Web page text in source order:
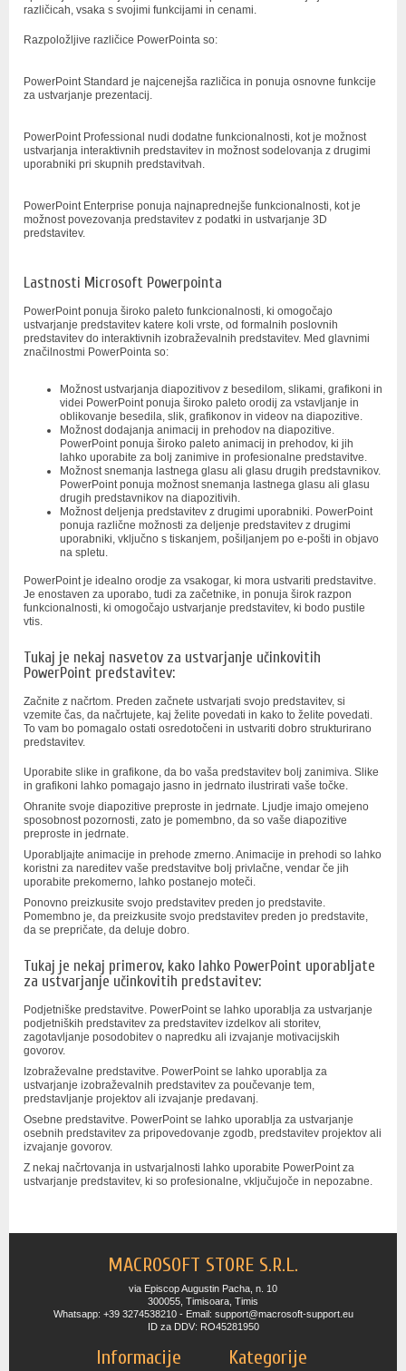
različicah, vsaka s svojimi funkcijami in cenami.
Razpoložljive različice PowerPointa so:
PowerPoint Standard je najcenejša različica in ponuja osnovne funkcije
za ustvarjanje prezentacij.
PowerPoint Professional nudi dodatne funkcionalnosti, kot je možnost
ustvarjanja interaktivnih predstavitev in možnost sodelovanja z drugimi
uporabniki pri skupnih predstavitvah.
PowerPoint Enterprise ponuja najnaprednejše funkcionalnosti, kot je
možnost povezovanja predstavitev z podatki in ustvarjanje 3D
predstavitev.
Lastnosti Microsoft Powerpointa
PowerPoint ponuja široko paleto funkcionalnosti, ki omogočajo
ustvarjanje predstavitev katere koli vrste, od formalnih poslovnih
predstavitev do interaktivnih izobraževalnih predstavitev. Med glavnimi
značilnostmi PowerPointa so:
Možnost ustvarjanja diapozitivov z besedilom, slikami, grafikoni in
videi PowerPoint ponuja široko paleto orodij za vstavljanje in
oblikovanje besedila, slik, grafikonov in videov na diapozitive.
Možnost dodajanja animacij in prehodov na diapozitive.
PowerPoint ponuja široko paleto animacij in prehodov, ki jih
lahko uporabite za bolj zanimive in profesionalne predstavitve.
Možnost snemanja lastnega glasu ali glasu drugih predstavnikov.
PowerPoint ponuja možnost snemanja lastnega glasu ali glasu
drugih predstavnikov na diapozitivih.
Možnost deljenja predstavitev z drugimi uporabniki. PowerPoint
ponuja različne možnosti za deljenje predstavitev z drugimi
uporabniki, vključno s tiskanjem, pošiljanjem po e-pošti in objavo
na spletu.
PowerPoint je idealno orodje za vsakogar, ki mora ustvariti predstavitve.
Je enostaven za uporabo, tudi za začetnike, in ponuja širok razpon
funkcionalnosti, ki omogočajo ustvarjanje predstavitev, ki bodo pustile
vtis.
Tukaj je nekaj nasvetov za ustvarjanje učinkovitih
PowerPoint predstavitev:
Začnite z načrtom. Preden začnete ustvarjati svojo predstavitev, si
vzemite čas, da načrtujete, kaj želite povedati in kako to želite povedati.
To vam bo pomagalo ostati osredotočeni in ustvariti dobro strukturirano
predstavitev.
Uporabite slike in grafikone, da bo vaša predstavitev bolj zanimiva. Slike
in grafikoni lahko pomagajo jasno in jedrnato ilustrirati vaše točke.
Ohranite svoje diapozitive preproste in jedrnate. Ljudje imajo omejeno
sposobnost pozornosti, zato je pomembno, da so vaše diapozitive
preproste in jedrnate.
Uporabljajte animacije in prehode zmerno. Animacije in prehodi so lahko
koristni za nareditev vaše predstavitve bolj privlačne, vendar če jih
uporabite prekomerno, lahko postanejo moteči.
Ponovno preizkusite svojo predstavitev preden jo predstavite.
Pomembno je, da preizkusite svojo predstavitev preden jo predstavite,
da se prepričate, da deluje dobro.
Tukaj je nekaj primerov, kako lahko PowerPoint uporabljate
za ustvarjanje učinkovitih predstavitev:
Podjetniške predstavitve. PowerPoint se lahko uporablja za ustvarjanje
podjetniških predstavitev za predstavitev izdelkov ali storitev,
zagotavljanje posodobitev o napredku ali izvajanje motivacijskih
govorov.
Izobraževalne predstavitve. PowerPoint se lahko uporablja za
ustvarjanje izobraževalnih predstavitev za poučevanje tem,
predstavljanje projektov ali izvajanje predavanj.
Osebne predstavitve. PowerPoint se lahko uporablja za ustvarjanje
osebnih predstavitev za pripovedovanje zgodb, predstavitev projektov ali
izvajanje govorov.
Z nekaj načrtovanja in ustvarjalnosti lahko uporabite PowerPoint za
ustvarjanje predstavitev, ki so profesionalne, vključujoče in nepozabne.
MACROSOFT STORE S.R.L.
via Episcop Augustin Pacha, n. 10
300055, Timisoara, Timis
Whatsapp: +39 3274538210 - Email: support@macrosoft-support.eu
ID za DDV: RO45281950
Informacije Kategorije